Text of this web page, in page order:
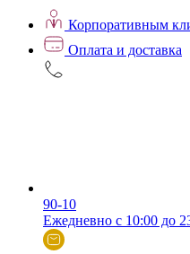
Корпоративным
Оплата и доставка
90-10
Ежедневно с 10:00 до